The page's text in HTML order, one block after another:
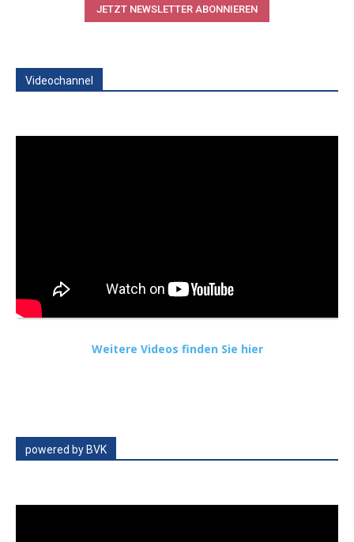
JETZT NEWSLETTER ABONNIEREN
Videochannel
Weitere Videos finden Sie hier
powered by BVK